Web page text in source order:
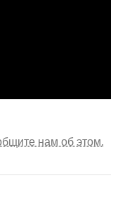
нам об этом.